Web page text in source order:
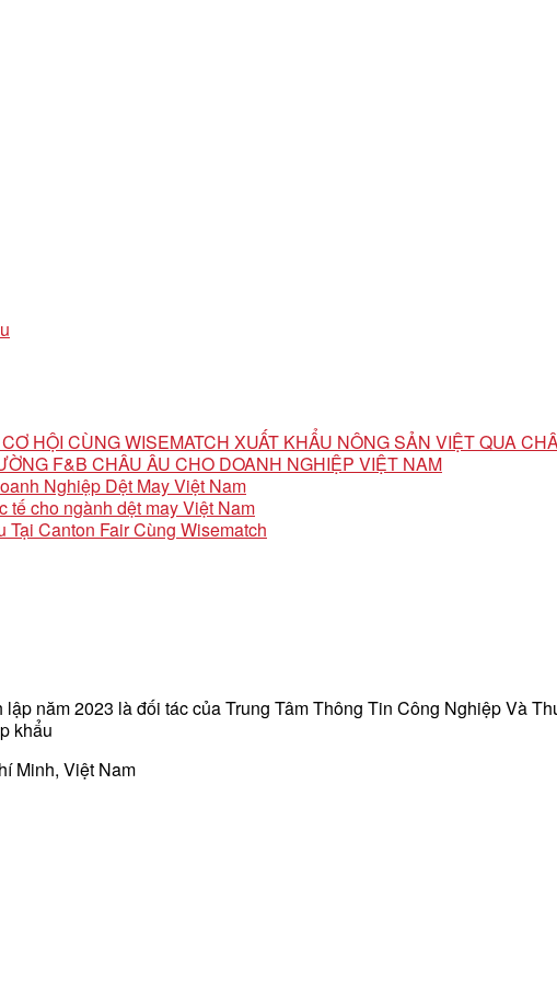
HỘI CÙNG WISEMATCH XUẤT KHẨU NÔNG SẢN VIỆT QUA
F&B CHÂU ÂU CHO DOANH NGHIỆP VIỆT NAM
Nghiệp Dệt May Việt Nam
tế cho ngành dệt may Việt Nam
Canton Fair Cùng Wisematch
năm 2023 là đối tác của Trung Tâm Thông Tin Công Nghiệp Và
khẩu
Minh, Việt Nam